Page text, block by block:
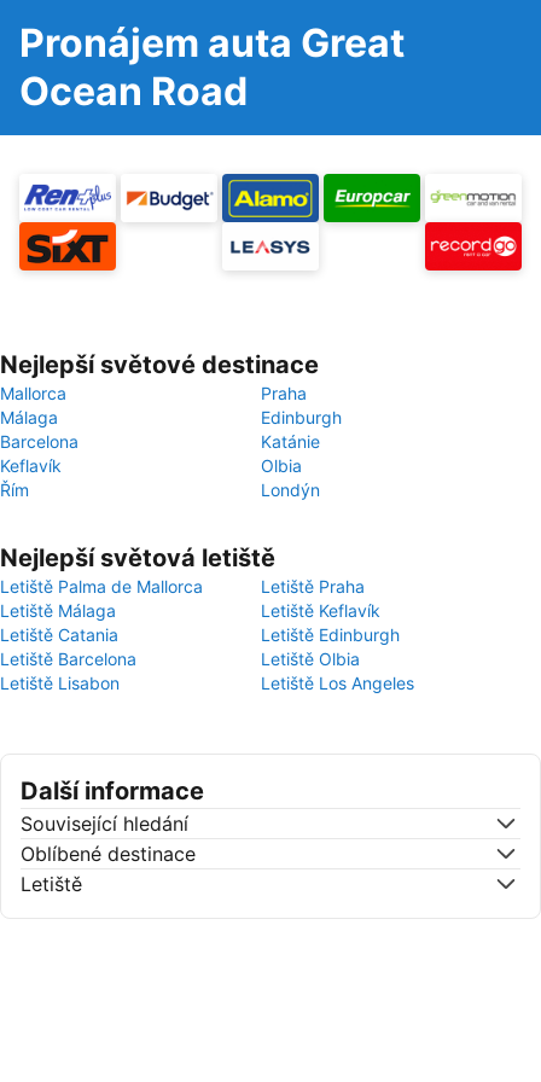
Pronájem auta Great
Ocean Road
Nejlepší světové destinace
Mallorca
Praha
Málaga
Edinburgh
Barcelona
Katánie
Keflavík
Olbia
Řím
Londýn
Nejlepší světová letiště
Letiště Palma de Mallorca
Letiště Praha
Letiště Málaga
Letiště Keflavík
Letiště Catania
Letiště Edinburgh
Letiště Barcelona
Letiště Olbia
Letiště Lisabon
Letiště Los Angeles
Další informace
Související hledání
Oblíbené destinace
Letiště